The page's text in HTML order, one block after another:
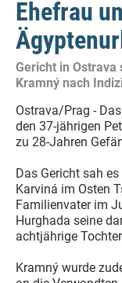
Ehefrau
Gericht in Ostrava
Kramný nach
Ostrava/Prag -
den 37-jährigen
zu 28-Jahren
Das Gericht sah
Karviná im Osten
Familienvater im
Hurghada seine
achtjährige
Kramný wurde